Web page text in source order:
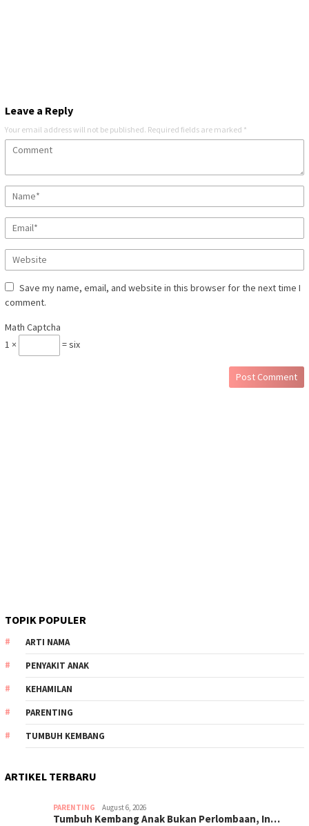
Leave a Reply
Your email address will not be published. Required fields are marked *
Save my name, email, and website in this browser for the next time I
comment.
Math Captcha
1 ×
= six
TOPIK POPULER
ARTI NAMA
PENYAKIT ANAK
KEHAMILAN
PARENTING
TUMBUH KEMBANG
ARTIKEL TERBARU
PARENTING August 6, 2026
Tumbuh Kembang Anak Bukan Perlombaan, In…